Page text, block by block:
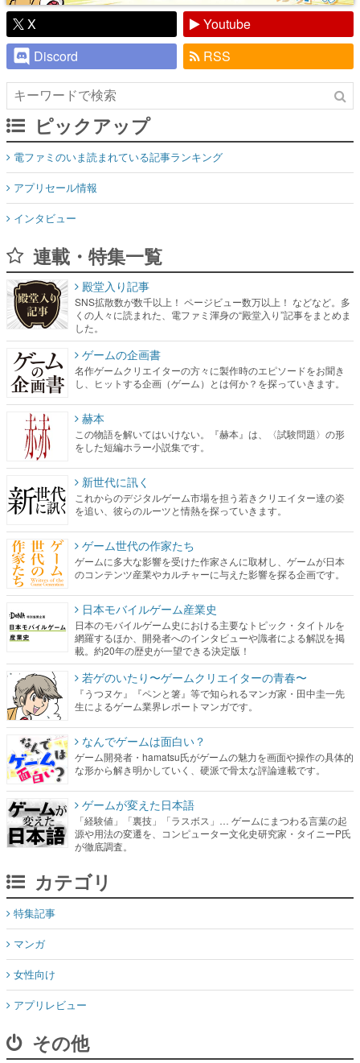
X
Youtube
Discord
RSS
ピックアップ
電ファミのいま読まれている記事ランキング
アプリセール情報
インタビュー
連載・特集一覧
殿堂入り記事
SNS拡散数が数千以上！ ページビュー数万以上！ などなど。多
くの人々に読まれた、電ファミ渾身の“殿堂入り”記事をまとめま
した。
ゲームの企画書
名作ゲームクリエイターの方々に製作時のエピソードをお聞き
し、ヒットする企画（ゲーム）とは何か？を探っていきます。
赫本
この物語を解いてはいけない。『赫本』は、〈試験問題〉の形
をした短編ホラー小説集です。
新世代に訊く
これからのデジタルゲーム市場を担う若きクリエイター達の姿
を追い、彼らのルーツと情熱を探っていきます。
ゲーム世代の作家たち
ゲームに多大な影響を受けた作家さんに取材し、ゲームが日本
のコンテンツ産業やカルチャーに与えた影響を探る企画です。
日本モバイルゲーム産業史
日本のモバイルゲーム史における主要なトピック・タイトルを
網羅するほか、開発者へのインタビューや識者による解説を掲
載。約20年の歴史が一望できる決定版！
若ゲのいたり〜ゲームクリエイターの青春〜
『うつヌケ』『ペンと箸』等で知られるマンガ家・田中圭一先
生によるゲーム業界レポートマンガです。
なんでゲームは面白い？
ゲーム開発者・hamatsu氏がゲームの魅力を画面や操作の具体的
な形から解き明かしていく、硬派で骨太な評論連載です。
ゲームが変えた日本語
「経験値」「裏技」「ラスボス」… ゲームにまつわる言葉の起
源や用法の変遷を、コンピューター文化史研究家・タイニーP氏
が徹底調査。
カテゴリ
特集記事
マンガ
女性向け
アプリレビュー
その他